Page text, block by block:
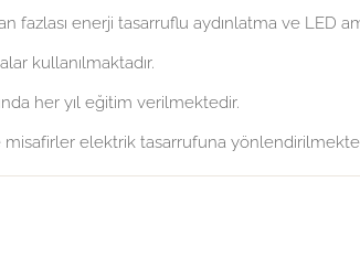
fazlası enerji tasarruflu aydınlatma ve LED
kullanılmaktadır.
her yıl eğitim verilmektedir.
elektrik tasarrufuna